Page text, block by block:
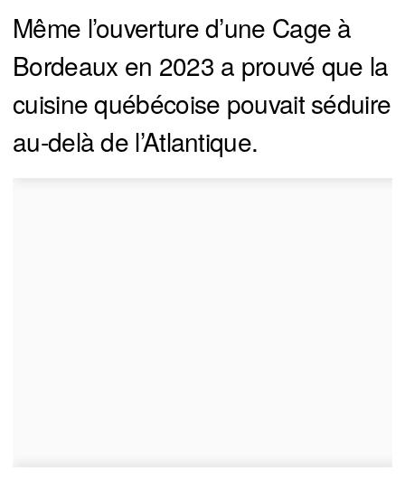
Même l’ouverture d’une Cage à
Bordeaux en 2023 a prouvé que la
cuisine québécoise pouvait séduire
au-delà de l’Atlantique.